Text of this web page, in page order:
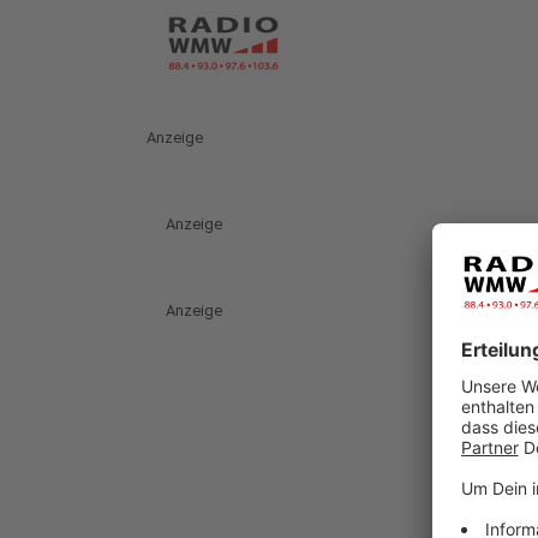
Anzeige
Anzeige
Anzeige